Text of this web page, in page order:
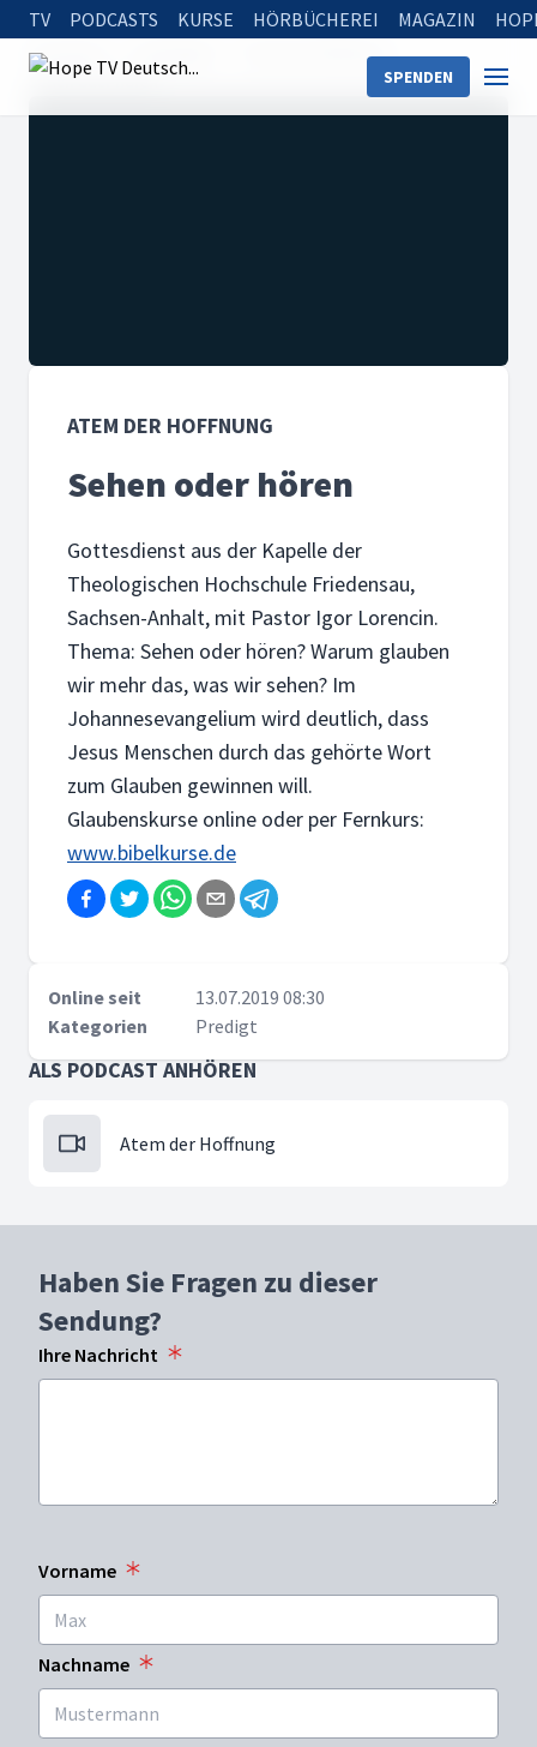
TV PODCASTS KURSE HÖRBÜCHEREI MAGAZIN
SPENDEN
Startseite
Atem der Hoffnung
Sehen oder hören
ATEM DER HOFFNUNG
Sehen oder hören
Gottesdienst aus der Kapelle der
Theologischen Hochschule Friedensau,
Sachsen-Anhalt, mit Pastor Igor Lorencin.
Thema: Sehen oder hören? Warum glauben
wir mehr das, was wir sehen? Im
Johannesevangelium wird deutlich, dass
Jesus Menschen durch das gehörte Wort
zum Glauben gewinnen will.
Glaubenskurse online oder per Fernkurs:
www.bibelkurse.de
Online seit
13.07.2019 08:30
Kategorien
Predigt
ALS PODCAST ANHÖREN
Atem der Hoffnung
Haben Sie Fragen zu dieser
Sendung?
Ihre Nachricht
Vorname
Nachname